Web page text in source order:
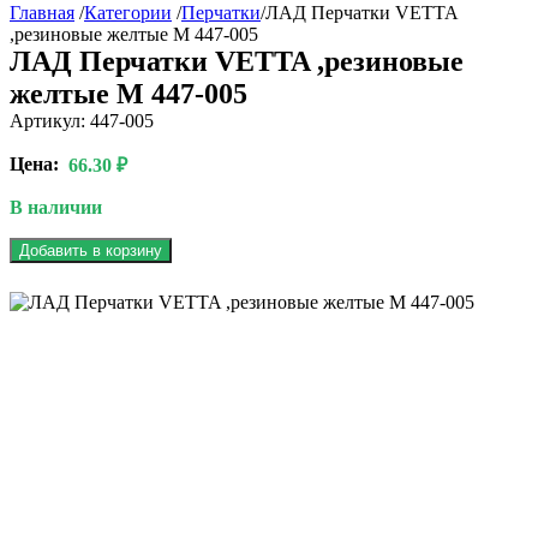
Главная /Категории /Перчатки/ЛАД Перчатки VETTA
,резиновые желтые М 447-005
ЛАД Перчатки VETTA ,резиновые
желтые М 447-005
Артикул: 447-005
Цена: 66.30 ₽
В наличии
Добавить в корзину